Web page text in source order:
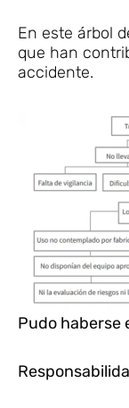
En este árbol
que han
accidente.
Pudo haberse